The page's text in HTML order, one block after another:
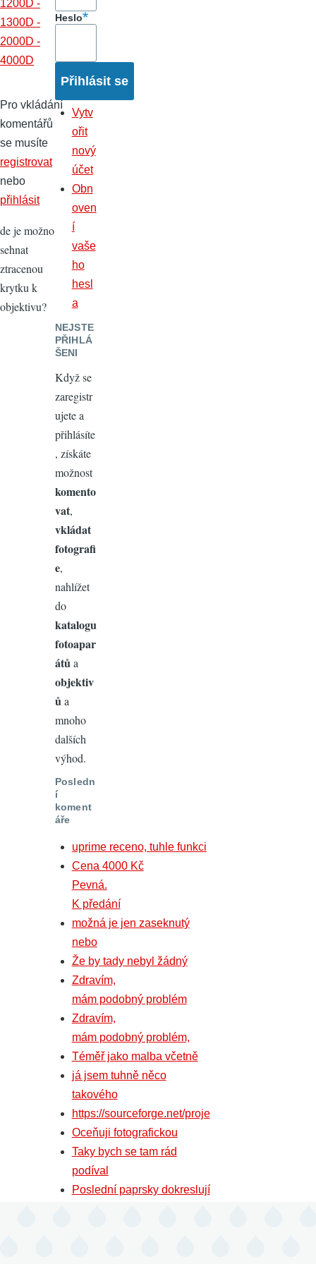
1200D -
1300D -
2000D -
4000D
Pro vkládání
komentářů
se musíte
registrovat
nebo
přihlásit
de je možno
sehnat
ztracenou
krytku k
objektivu?
Heslo
Vytv
ořit
nový
účet
Obn
oven
í
vaše
ho
hesl
a
NEJSTE
PŘIHLÁ
ŠENI
Když se
zaregistr
ujete a
přihlásíte
, získáte
možnost
komento
vat,
vkládat
fotografi
e,
nahlížet
do
katalogu
fotoapar
átů a
objektiv
ů a
mnoho
dalších
výhod.
Posledn
í
koment
áře
uprime receno, tuhle funkci
Cena 4000 Kč
Pevná.
K předání
možná je jen zaseknutý
nebo
Že by tady nebyl žádný
Zdravím,
mám podobný problém
Zdravím,
mám podobný problém,
Téměř jako malba včetně
já jsem tuhně něco
takového
https://sourceforge.net/proje
Oceňuji fotografickou
Taky bych se tam rád
podíval
Poslední paprsky dokreslují